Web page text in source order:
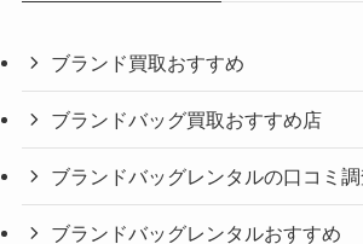
ブランド買取おすすめ
ブランドバッグ買取おすすめ店
ブランドバッグレンタルの口コミ
ブランドバッグレンタルおすすめ